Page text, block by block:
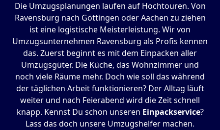
Die Umzugsplanungen laufen auf Hochtouren. Von
Ravensburg nach Göttingen oder Aachen zu ziehen
ist eine logistische Meisterleistung. Wir von
Umzugsunternehmen Ravensburg als Profis kennen
das. Zuerst beginnt es mit dem Einpacken aller
Umzugsgüter. Die Küche, das Wohnzimmer und
noch viele Räume mehr. Doch wie soll das während
der täglichen Arbeit funktionieren? Der Alltag läuft
weiter und nach Feierabend wird die Zeit schnell
knapp. Kennst Du schon unseren Einpackservice?
Lass das doch unsere Umzugshelfer machen.